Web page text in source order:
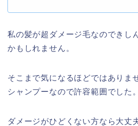
私の髪が超ダメージ毛なのできし
かもしれません。
そこまで気になるほどではありま
シャンプーなので許容範囲でした。
ダメージがひどくない方なら大丈